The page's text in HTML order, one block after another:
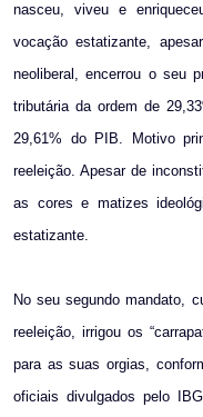
nasceu, viveu e
vocação estatizante,
neoliberal, encerrou o seu
tributária da ordem de
29,61% do PIB. Motivo
reeleição. Apesar de
as cores e matizes
estatizante.
No seu segundo mandato,
reeleição, irrigou os
para as suas orgias,
oficiais divulgados pelo